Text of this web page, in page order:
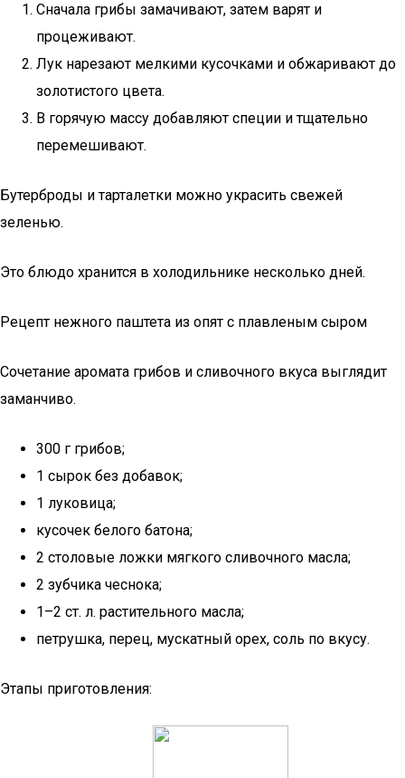
Сначала грибы замачивают, затем варят и
процеживают.
Лук нарезают мелкими кусочками и обжаривают до
золотистого цвета.
В горячую массу добавляют специи и тщательно
перемешивают.
Бутерброды и тарталетки можно украсить свежей
зеленью.
Это блюдо хранится в холодильнике несколько дней.
Рецепт нежного паштета из опят с плавленым сыром
Сочетание аромата грибов и сливочного вкуса выглядит
заманчиво.
300 г грибов;
1 сырок без добавок;
1 луковица;
кусочек белого батона;
2 столовые ложки мягкого сливочного масла;
2 зубчика чеснока;
1–2 ст. л. растительного масла;
петрушка, перец, мускатный орех, соль по вкусу.
Этапы приготовления: